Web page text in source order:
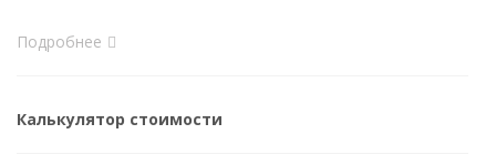
Подробнее
Калькулятор стоимости